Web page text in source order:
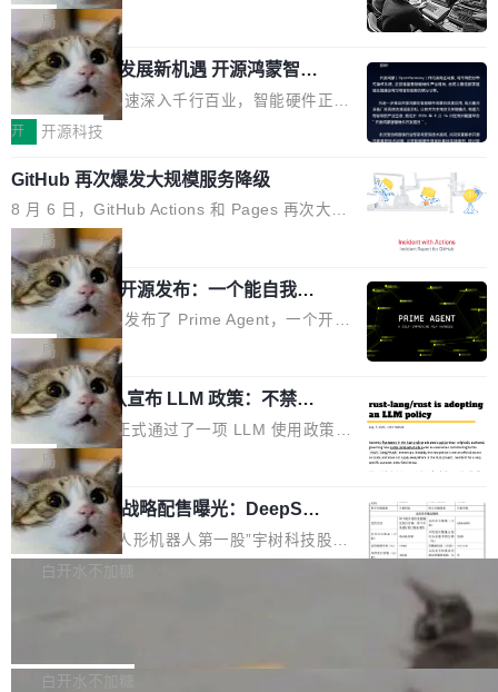
破的事实。 Jordan 随后补充了一句软化声明：
「我不认为这些会议上大部分论文都在过度宣传
或造假。问题是，作为读者，如果你筛选出那些
看起来最令人兴奋的论文，那它们大部分都是过
度宣传的。」 这才是真正的痛点。不是所有论文
都有问题，是最吸引眼球的那批论文最有问题。
他引用的帖子来自 Mathew Shen，一位 ICLR 2
026 的读者：「看了篇 ...
这句话不是来自某个技术博客，而是出自 Hieu
Pham 的一条推文。Hieu Pham 是谁？他是 xAI
的早期工程师之一，在 Grok 训练基础设施团队
工作过。近日他在 X 上发了一条帖子，列出了他
认为现代 AI 领域最重要的三个开源项目。 第一
个名字毫无悬念：Flash Attention 2。 Hieu 的
理由很具体。FA 系列不需要解释，但 FA2 是他
认为最重要的一个——复杂度恰到好处，刚好能
驱动你去学 CuTe，但还没被那些"邪恶的" Hopp
er++ 优化所淹没，足够容易修改和适配。 更关
键的是 FA2 的持久性...
局
共商智能硬件发展新机遇 开源鸿蒙智能
硬件开发者日杭州站即将举行
随着万物智联加速深入千行百业，智能硬件正从
单点设备迈向智能化、网联化、协同化发展。作
鸿蒙通过统一技术底座和分布式能力，为不同类
型智能设备的开发、连接与互联提供关键支撑，
也为产业链企业探索产品创新与商业增长打开新
的空间。 8月14日，开源鸿蒙智能硬件开发者日
（OHDD：OpenHarmony Hardware Develope
r Day）将在杭州启航。活动面向智能硬件产业
链企业和开发者，邀请行业专家与资深技术顾
问，围绕开源鸿蒙技术能力、设备适配、芯片适
配、功耗与稳定性调优、兼容性测评及统一互联
等内容展开系统讲解和实战交流，帮助企业进一
步了解开源鸿蒙在智能...
开 开源科技
GitHub 再次爆发大规模服务降级
8 月 6 日，GitHub Actions 和 Pages 再次大规
模服务降级，Actions 完全不可用超过 5 小时，
webhook 停发，连自托管 runner 也因调度层故
障无法工作。Pages、Copilot code review、C
opilot coding agent 全部受影响。从检测到完全
恢复，大约 12 小时。 这是 2026 年 8 月的第六
起事故，其中四起与 AI/Copilot 服务相关。 Git
Hub 员工 kdaigle 在 HN 讨论中贴出了一组数
据：2025 年全年 10 亿次 commit。现在，每周
2.75 亿次，全年预计 140 亿次。GitHub...
局
Prime Agent 开源发布：一个能自我改
进的编程 Agent，ARC-AGI 3 超越人类
专家基线
Prime Intellect 发布了 Prime Agent，一个开源
的编程 Agent Harness，核心设计围绕两个抽
象：Recursive Language Model（RLM）和 C
ontinual Harness。在 ARC-AGI 3 基准测试
上，Prime Agent + Opus 5 的组合达到了 95.
5% RHAE Best@1，超过了 ARC 报告的人类专
家基线 95.4%。 不是又一个 coding agent 包装
器 Prime Agent 的架构和市面上大多数 coding
agent 有本质区别。大多数 agent harness 的设
计是基于早期模型的能力—...
局
Rust 项目团队宣布 LLM 政策：不禁
止，但你要承认哪些代码不是你写的
Rust 语言项目正式通过了一项 LLM 使用政策，
覆盖 rust-lang/rust 单一仓库的代码贡献。这不
是项目级别的官方立场，目前由五个团队采纳，
但它可能是主流开源项目中关于 AI 辅助贡献最
细致的一份规则。 政策的核心只有一句话：LLM
可以用来分析、提炼、审阅、建议，但不能用来
不得生成涉及安全性的关键变更，除非作者本身
局
宇树科技 IPO 战略配售曝光：DeepSe
ek 获配 93.3 万股，锁定 36 个月
8月6日晚间，“人形机器人第一股”宇树科技股份
有限公司披露IPO发行价格及战略配售结果，杭
36个月。 公告显示，本次宇树科技战略配售对
白开水不加糖
Bug fixes and enhancements 修复多次传递同
白开水不加糖